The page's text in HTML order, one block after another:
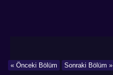
Sonraki Bölüm »
« Önceki Bölüm